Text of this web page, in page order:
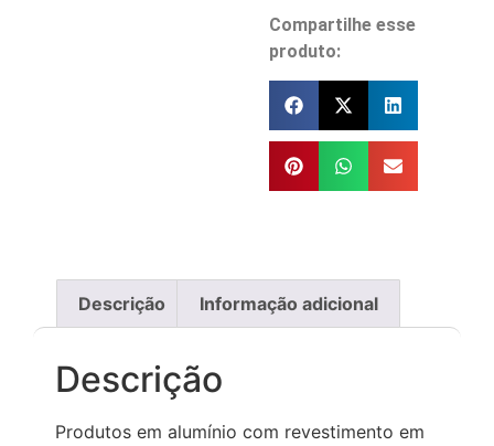
Compartilhe esse
produto:
Descrição Informação adicional
Descrição
Produtos em alumínio com revestimento em